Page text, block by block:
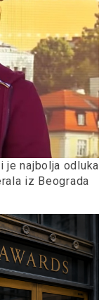
je najbolja odluka
iz Beograda